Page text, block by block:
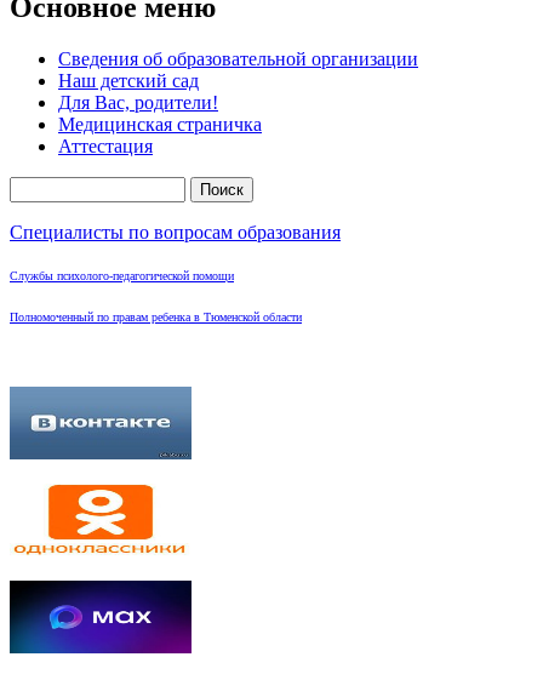
Основное меню
Сведения об образовательной организации
Наш детский сад
Для Вас, родители!
Медицинская страничка
Аттестация
Специалисты по вопросам образования
Службы психолого-педагогической помощи
Полномоченный по правам ребенка в Тюменской области